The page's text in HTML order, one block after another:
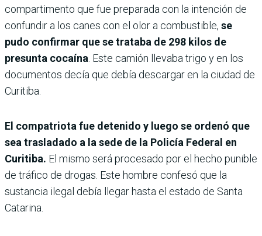
compartimento que fue preparada con la intención de
confundir a los canes con el olor a combustible, se
pudo confirmar que se trataba de 298 kilos de
presunta cocaína. Este camión llevaba trigo y en los
documentos decía que debía descargar en la ciudad de
Curitiba.
El compatriota fue detenido y luego se ordenó que
sea trasladado a la sede de la Policía Federal en
Curitiba. El mismo será procesado por el hecho punible
de tráfico de drogas. Este hombre confesó que la
sustancia ilegal debía llegar hasta el estado de Santa
Catarina.